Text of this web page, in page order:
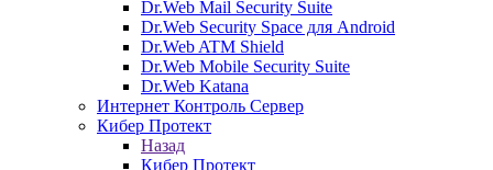
Dr.Web Mail Security Suite
Dr.Web Security Space для Android
Dr.Web ATM Shield
Dr.Web Mobile Security Suite
Dr.Web Katana
Интернет Контроль Сервер
Кибер Протект
Назад
Кибер Протект